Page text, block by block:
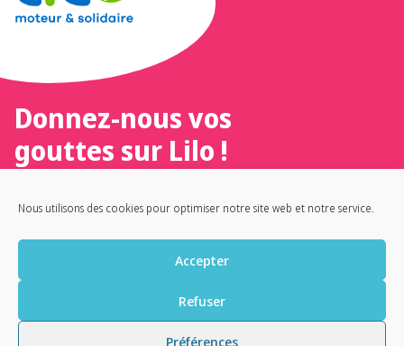
Nous utilisons des cookies pour optimiser notre site web et notre service.
Accepter
Refuser
Préférences
Donnez-nous vos
gouttes sur Lilo !
français, éthique et solidaire
POLITIQUE DE CONFIDENTIALITÉ